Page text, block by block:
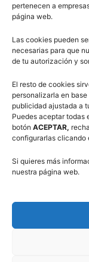
pertenecen a
página web.
Las cookies pueden
necesarias para que
de tu autorización y
El resto de cookies
personalizarla en
publicidad ajustada a
Puedes aceptar todas
botón ACEPTAR,
configurarlas clicando
Si quieres más
nuestra página web.
Síguenos en
Suscríbete a
Correo electrónico
Consiento el